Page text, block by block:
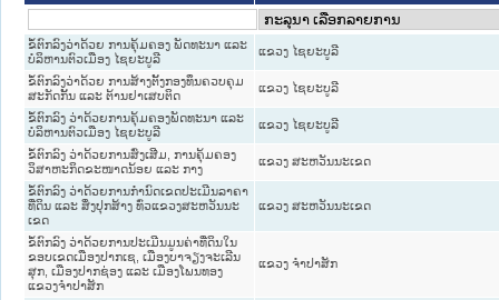
ຂໍ້ຕົກລົງວ່າດ້ວຍ ການຄຸ້ມຄອງ ພັດທະນາ ແລະ
ບໍລິຫານຕົວເມືອງ ໄຊຍະບູລີ
ແຂວງ ໄຊຍະບູລີ
ຂໍ້ຕົກລົງວ່າດ້ວຍ ການສ້າງຕັ້ງກອງທຶນຄວບຄຸມ
ສະກັດກັ້ນ ແລະ ຕ້ານຢາເສບຕິດ
ແຂວງ ໄຊຍະບູລີ
ຂໍ້ຕົກລົງ ວ່າດ້ວຍການຄຸ້ມຄອງພັດທະນາ ແລະ
ບໍລິຫານຕົວເມືອງ ໄຊຍະບູລີ
ແຂວງ ໄຊຍະບູລີ
ຂໍ້ຕົກລົງ ວ່າດ້ວຍການສົ່ງເສີມ, ການຄຸ້ມຄອງ
ວິສາຫະກິດຂະໜາດນ້ອຍ ແລະ ກາງ
ແຂວງ ສະຫວັນນະເຂດ
ຂໍ້ຕົກລົງ ວ່າດ້ວຍການກໍານົດເຂດປະເມີນລາຄາ
ທີ່ດິນ ແລະ ສິ່ງປຸກສ້າງ ທົ່ວແຂວງສະຫວັນນະ
ເຂດ
ແຂວງ ສະຫວັນນະເຂດ
ຂໍ້ຕົກລົງ ວ່າດ້ວຍການປະເມີນມູນຄ່າທີ່ດິນໃນ
ຂອບເຂດເມືອງປາກເຊ, ເມືອງບາຈຽງຈະເລີນ
ສຸກ, ເມືອງປາກຊ່ອງ ແລະ ເມືອງໂພນທອງ
ແຂວງຈຳປາສັກ
ແຂວງ ຈໍາປາສັກ